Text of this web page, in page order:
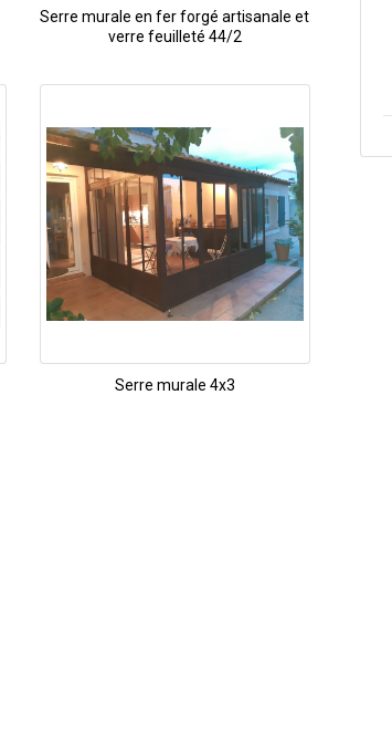
Serre murale en fer forgé artisanale et
verre feuilleté 44/2
Serre murale 4x3